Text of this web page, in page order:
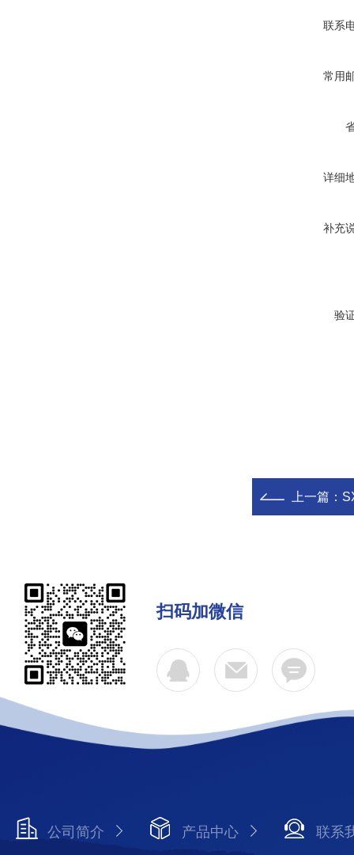
联系
常用
详细
补充
验
上一篇：
扫码加微信
公司简介 产品中心 联系